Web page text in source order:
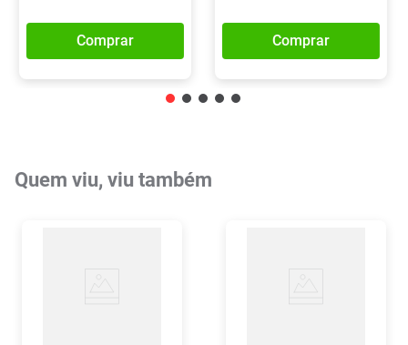
Comprar Comprar
Quem viu, viu também